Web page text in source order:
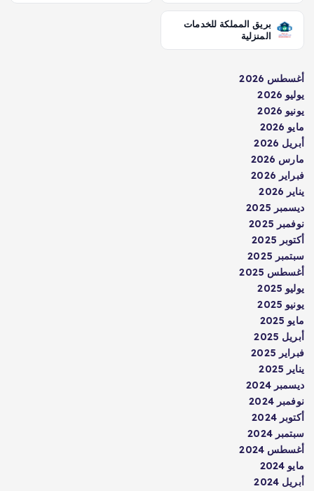
بريق المملكة للخدمات
المنزلية
أغسطس 2026
يوليو 2026
يونيو 2026
مايو 2026
أبريل 2026
مارس 2026
فبراير 2026
يناير 2026
ديسمبر 2025
نوفمبر 2025
أكتوبر 2025
سبتمبر 2025
أغسطس 2025
يوليو 2025
يونيو 2025
مايو 2025
أبريل 2025
فبراير 2025
يناير 2025
ديسمبر 2024
نوفمبر 2024
أكتوبر 2024
سبتمبر 2024
أغسطس 2024
مايو 2024
أبريل 2024